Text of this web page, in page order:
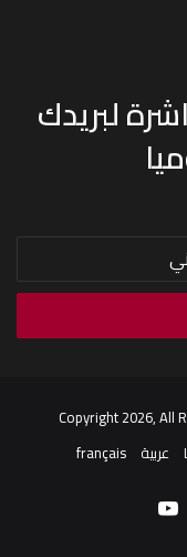
لبريدك
عربية français
يوتيوب